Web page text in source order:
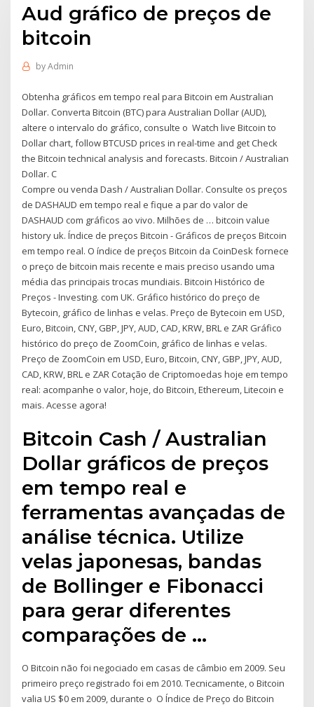
Aud gráfico de preços de
bitcoin
byAdmin
Obtenha gráficos em tempo real para Bitcoin em Australian
Dollar. Converta Bitcoin (BTC) para Australian Dollar (AUD),
altere o intervalo do gráfico, consulte o Watch live Bitcoin to
Dollar chart, follow BTCUSD prices in real-time and get Check
the Bitcoin technical analysis and forecasts. Bitcoin / Australian
Dollar. C
Compre ou venda Dash / Australian Dollar. Consulte os preços
de DASHAUD em tempo real e fique a par do valor de
DASHAUD com gráficos ao vivo. Milhões de … bitcoin value
history uk. Índice de preços Bitcoin - Gráficos de preços Bitcoin
em tempo real. O índice de preços Bitcoin da CoinDesk fornece
o preço de bitcoin mais recente e mais preciso usando uma
média das principais trocas mundiais. Bitcoin Histórico de
Preços - Investing. com UK. Gráfico histórico do preço de
Bytecoin, gráfico de linhas e velas. Preço de Bytecoin em USD,
Euro, Bitcoin, CNY, GBP, JPY, AUD, CAD, KRW, BRL e ZAR Gráfico
histórico do preço de ZoomCoin, gráfico de linhas e velas.
Preço de ZoomCoin em USD, Euro, Bitcoin, CNY, GBP, JPY, AUD,
CAD, KRW, BRL e ZAR Cotação de Criptomoedas hoje em tempo
real: acompanhe o valor, hoje, do Bitcoin, Ethereum, Litecoin e
mais. Acesse agora!
Bitcoin Cash / Australian
Dollar gráficos de preços
em tempo real e
ferramentas avançadas de
análise técnica. Utilize
velas japonesas, bandas
de Bollinger e Fibonacci
para gerar diferentes
comparações de …
O Bitcoin não foi negociado em casas de câmbio em 2009. Seu
primeiro preço registrado foi em 2010. Tecnicamente, o Bitcoin
valia US $0 em 2009, durante o O Índice de Preço do Bitcoin